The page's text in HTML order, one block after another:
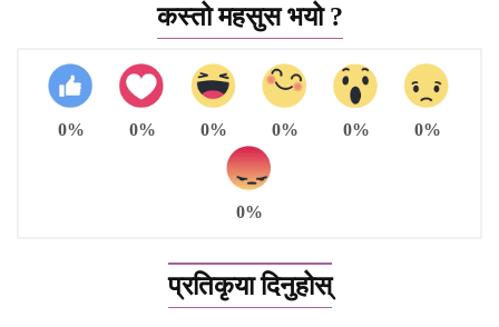
कस्तो महसुस भयो ?
0% 0% 0% 0% 0% 0%
0%
प्रतिकृया दिनुहोस्